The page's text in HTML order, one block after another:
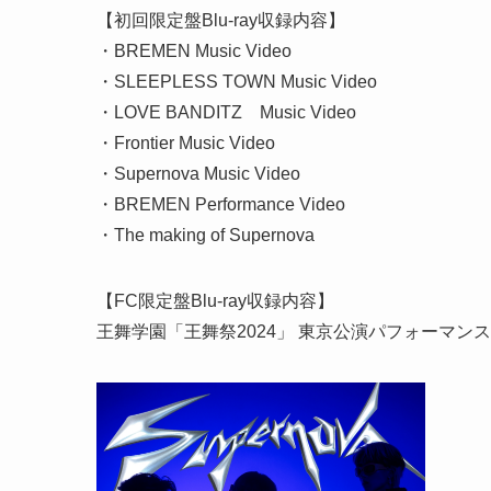
【初回限定盤Blu-ray収録内容】
・BREMEN Music Video
・SLEEPLESS TOWN Music Video
・LOVE BANDITZ Music Video
・Frontier Music Video
・Supernova Music Video
・BREMEN Performance Video
・The making of Supernova
【FC限定盤Blu-ray収録内容】
王舞学園「王舞祭2024」 東京公演パフォーマン